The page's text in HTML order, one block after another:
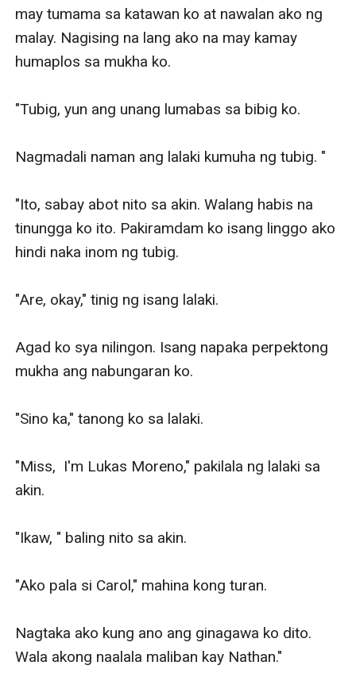
may tumama sa katawan ko at nawalan ako ng
malay. Nagising na lang ako na may kamay
humaplos sa mukha ko.
"Tubig, yun ang unang lumabas sa bibig ko.
Nagmadali naman ang lalaki kumuha ng tubig. "
"Ito, sabay abot nito sa akin. Walang habis na
tinungga ko ito. Pakiramdam ko isang linggo ako
hindi naka inom ng tubig.
"Are, okay," tinig ng isang lalaki.
Agad ko sya nilingon. Isang napaka perpektong
mukha ang nabungaran ko.
"Sino ka," tanong ko sa lalaki.
"Miss,  I'm Lukas Moreno," pakilala ng lalaki sa
akin.
"Ikaw, " baling nito sa akin.
"Ako pala si Carol," mahina kong turan.
Nagtaka ako kung ano ang ginagawa ko dito.
Wala akong naalala maliban kay Nathan."